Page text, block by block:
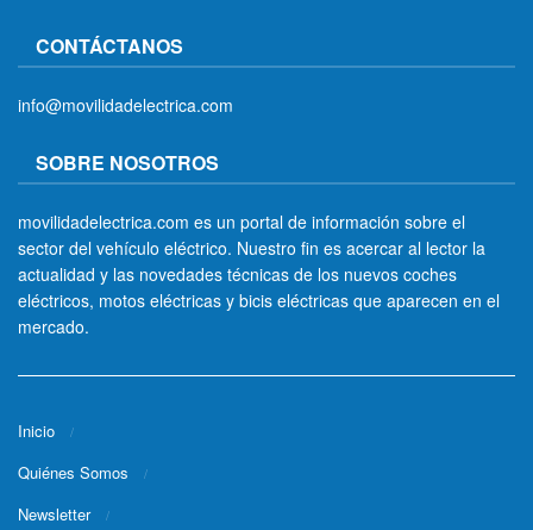
CONTÁCTANOS
info@movilidadelectrica.com
SOBRE NOSOTROS
movilidadelectrica.com es un portal de información sobre el
sector del vehículo eléctrico. Nuestro fin es acercar al lector la
actualidad y las novedades técnicas de los nuevos coches
eléctricos, motos eléctricas y bicis eléctricas que aparecen en el
mercado.
Inicio
Quiénes Somos
Newsletter